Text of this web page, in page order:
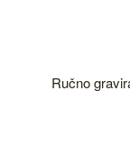
Ručno